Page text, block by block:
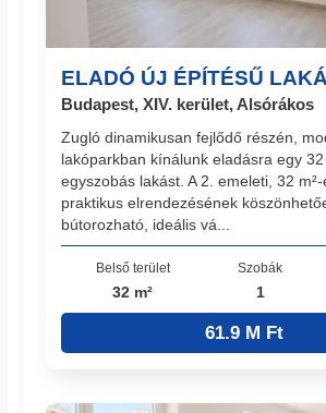
ELADÓ ÚJ ÉPÍTÉSŰ
Budapest, XIV. kerület, Alsórákos
Zugló dinamikusan fejlődő részén,
lakóparkban kínálunk eladásra egy 32
egyszobás lakást. A 2. emeleti, 32
praktikus elrendezésének
bútorozható, ideális vá...
Belső terület
32 m²
Szobák
1
61.9 M Ft